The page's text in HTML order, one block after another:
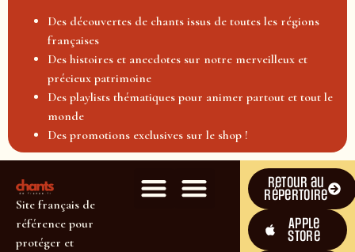
Des découvertes de chants issus de toutes les régions
françaises
Des histoires et anecdotes sur notre merveilleux et
précieux patrimoine
Des playlists thématiques pour animer partout et tout le
monde
Des promotions exclusives sur le shop !
Site français de
référence pour
protéger et
Retour au
répertoire
Apple
Store